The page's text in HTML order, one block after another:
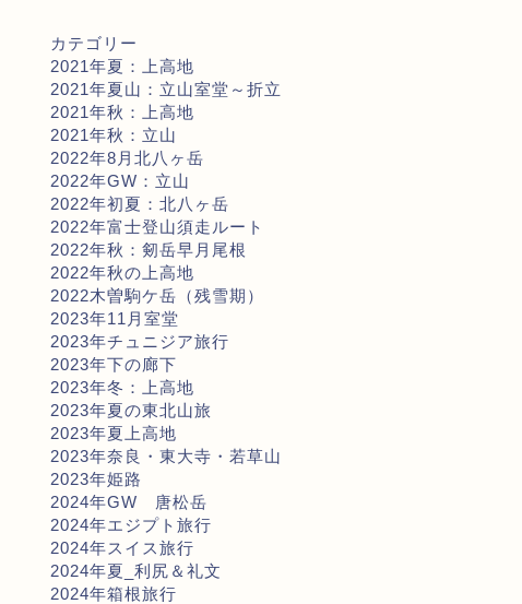
カテゴリー
2021年夏：上高地
2021年夏山：立山室堂～折立
2021年秋：上高地
2021年秋：立山
2022年8月北八ヶ岳
2022年GW：立山
2022年初夏：北八ヶ岳
2022年富士登山須走ルート
2022年秋：剱岳早月尾根
2022年秋の上高地
2022木曽駒ケ岳（残雪期）
2023年11月室堂
2023年チュニジア旅行
2023年下の廊下
2023年冬：上高地
2023年夏の東北山旅
2023年夏上高地
2023年奈良・東大寺・若草山
2023年姫路
2024年GW 唐松岳
2024年エジプト旅行
2024年スイス旅行
2024年夏_利尻＆礼文
2024年箱根旅行